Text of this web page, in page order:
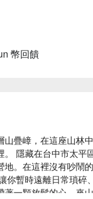
幣回饋
疊嶂，在這座山林
隱藏在台中市太平
地。在這裡沒有吵鬧
你暫時遠離日常瑣碎
一顆放鬆的心。來